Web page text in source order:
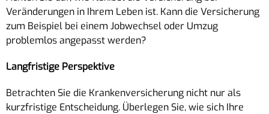
Veränderungen in Ihrem Leben ist. Kann die Versicherung
zum Beispiel bei einem Jobwechsel oder Umzug
problemlos angepasst werden?
Langfristige Perspektive
Betrachten Sie die Krankenversicherung nicht nur als
kurzfristige Entscheidung. Überlegen Sie, wie sich Ihre